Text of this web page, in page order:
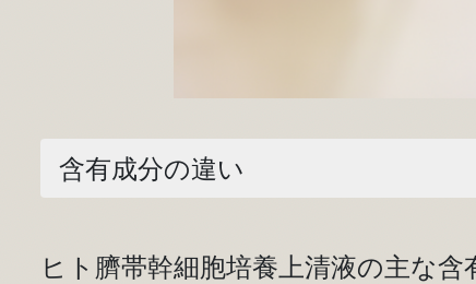
含有成分の違い
ヒト臍帯幹細胞培養上清液の主な含